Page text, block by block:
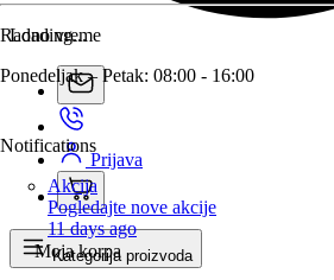
Radno vreme
Ponedeljak – Petak: 08:00 - 16:00
Loading...
Notifications
Akcija
Pogledajte nove akcije
11 days ago
Prijava
Moja korpa
Kategorija proizvoda